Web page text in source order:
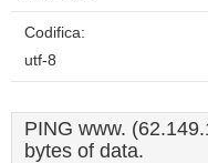
Codifica:
utf-8
PING www.
bytes of data.